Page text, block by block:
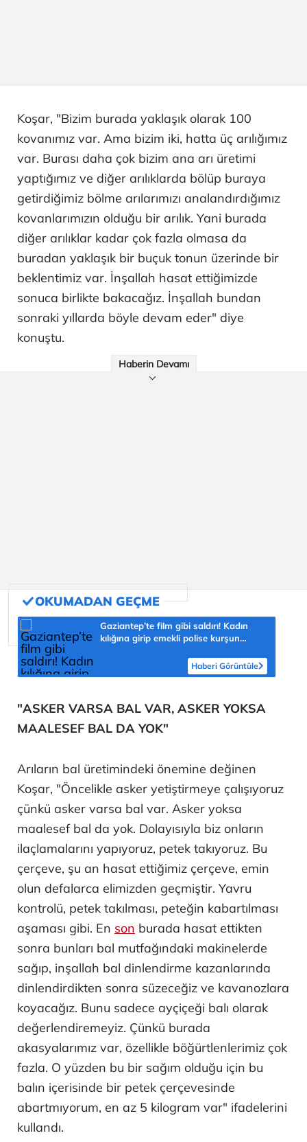
Koşar, "Bizim burada yaklaşık olarak 100
kovanımız var. Ama bizim iki, hatta üç arılığımız
var. Burası daha çok bizim ana arı üretimi
yaptığımız ve diğer arılıklarda bölüp buraya
getirdiğimiz bölme arılarımızı analandırdığımız
kovanlarımızın olduğu bir arılık. Yani burada
diğer arılıklar kadar çok fazla olmasa da
buradan yaklaşık bir buçuk tonun üzerinde bir
beklentimiz var. İnşallah hasat ettiğimizde
sonuca birlikte bakacağız. İnşallah bundan
sonraki yıllarda böyle devam eder" diye
konuştu.
Haberin Devamı
Gaziantep’te film gibi saldırı! Kadın
kılığına girip emekli polise kurşun
Haberi Görüntüle
"ASKER VARSA BAL VAR, ASKER YOKSA
MAALESEF BAL DA YOK"
Arıların bal üretimindeki önemine değinen
Koşar, "Öncelikle asker yetiştirmeye çalışıyoruz
çünkü asker varsa bal var. Asker yoksa
maalesef bal da yok. Dolayısıyla biz onların
ilaçlamalarını yapıyoruz, petek takıyoruz. Bu
çerçeve, şu an hasat ettiğimiz çerçeve, emin
olun defalarca elimizden geçmiştir. Yavru
kontrolü, petek takılması, peteğin kabartılması
aşaması gibi. En son burada hasat ettikten
sonra bunları bal mutfağındaki makinelerde
sağıp, inşallah bal dinlendirme kazanlarında
dinlendirdikten sonra süzeceğiz ve kavanozlara
koyacağız. Bunu sadece ayçiçeği balı olarak
değerlendiremeyiz. Çünkü burada
akasyalarımız var, özellikle böğürtlenlerimiz çok
fazla. O yüzden bu bir sağım olduğu için bu
balın içerisinde bir petek çerçevesinde
abartmıyorum, en az 5 kilogram var" ifadelerini
kullandı.